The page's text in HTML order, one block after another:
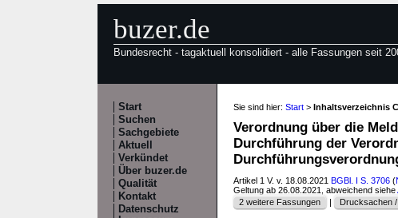
buzer.de
Bundesrecht - tagaktuell konsolidiert - alle Fassungen seit
Start
Suchen
Sachgebiete
Aktuell
Verkündet
Über buzer.de
Qualität
Kontakt
Datenschutz
Sie sind hier: Start > Inhaltsverzeichnis
Verordnung über die
Durchführung der
Artikel 1 V. v. 18.08.2021 BGBl. I S. 3706 (
Geltung ab 26.08.2021, abweichend siehe
2 weitere Fassungen
| Drucksachen